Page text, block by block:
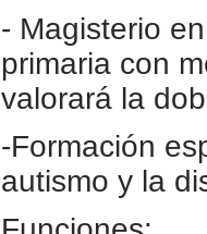
- Magisterio
primaria con
valorará la
-Formación
autismo y la